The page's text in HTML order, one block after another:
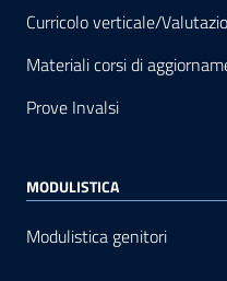
Curricolo verticale/
Materiali corsi di
Prove Invalsi
MODULISTICA
Modulistica genitori